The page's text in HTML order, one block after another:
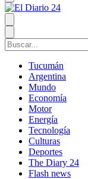
Tucumán
Argentina
Mundo
Economía
Motor
Energía
Tecnología
Culturas
Deportes
The Diary 24
Flash news